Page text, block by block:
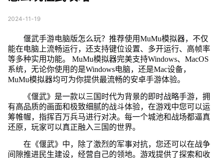
2024-11-19
偃武手游电脑版怎么玩？推荐使用MuMu模拟器，不仅
能在电脑上流畅运行，还支持键位设置、多开运行、高帧率
等多种实用功能。 MuMu模拟器完美支持Windows、MacOS
系统，无论你使用的是Windows电脑，还是Mac设备，
MuMu模拟器均可为你提供最流畅的安卓手游体验。
《偃武》是一款以三国时代为背景的即时战略手游，拥
有高品质的画面和极致细腻的战斗体验，在游戏中您可以运
筹帷幄，指挥百万兵马进行对决。每一个城池和战场都逼真
还原，玩家可以真正融入三国的世界。
在《偃武》中，除了激烈的军事对抗，您还可以在战争
间隙推进民生建设，经营自己的领地。游戏提供了探索和收